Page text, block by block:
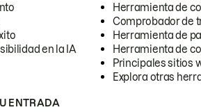
en la IA
Herramienta de
Comprobador de
Herramienta de
Herramienta de
Principales sitios
Explora otras
ENTRADA